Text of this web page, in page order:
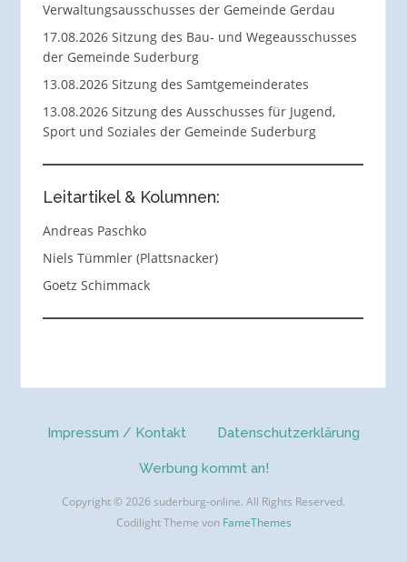
Verwaltungsausschusses der Gemeinde Gerdau
17.08.2026 Sitzung des Bau- und Wegeausschusses
der Gemeinde Suderburg
13.08.2026 Sitzung des Samtgemeinderates
13.08.2026 Sitzung des Ausschusses für Jugend,
Sport und Soziales der Gemeinde Suderburg
Leitartikel & Kolumnen:
Andreas Paschko
Niels Tümmler (Plattsnacker)
Goetz Schimmack
Impressum / Kontakt Datenschutzerklärung
Werbung kommt an!
Copyright © 2026 suderburg-online. All Rights Reserved.
Codilight Theme von FameThemes